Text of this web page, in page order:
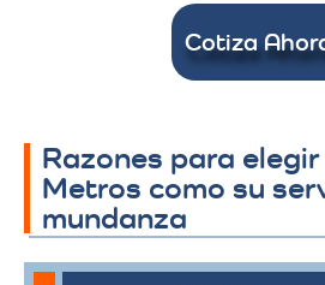
Cotiza
Razones para
Metros como su
mundanza